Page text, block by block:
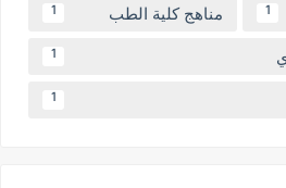
1 مناهج كلية الطب 1
1
1